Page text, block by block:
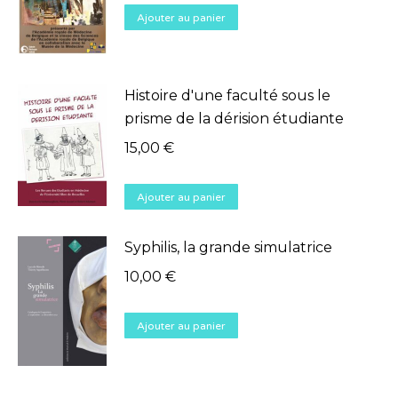
Ajouter au panier
Histoire d'une faculté sous le
prisme de la dérision étudiante
15,00 €
Ajouter au panier
Syphilis, la grande simulatrice
10,00 €
Ajouter au panier